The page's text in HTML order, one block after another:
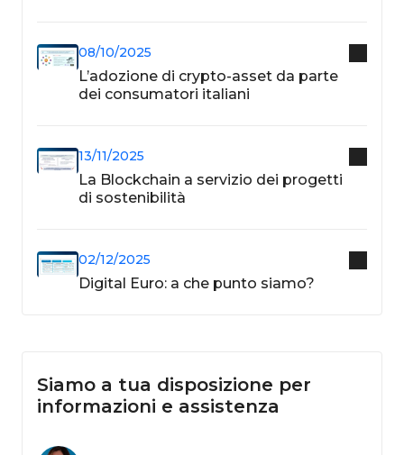
08/10/2025
L’adozione di crypto-asset da parte
dei consumatori italiani
13/11/2025
La Blockchain a servizio dei progetti
di sostenibilità
02/12/2025
Digital Euro: a che punto siamo?
Siamo a tua disposizione per
informazioni e assistenza